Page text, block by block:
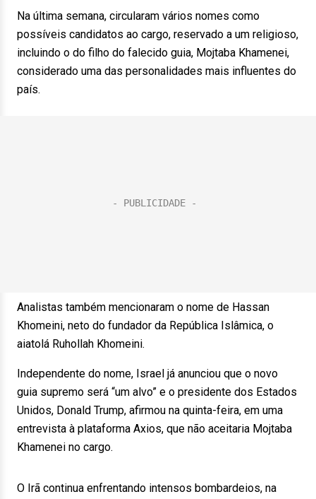
Na última semana, circularam vários nomes como
possíveis candidatos ao cargo, reservado a um religioso,
incluindo o do filho do falecido guia, Mojtaba Khamenei,
considerado uma das personalidades mais influentes do
país.
Analistas também mencionaram o nome de Hassan
Khomeini, neto do fundador da República Islâmica, o
aiatolá Ruhollah Khomeini.
Independente do nome, Israel já anunciou que o novo
guia supremo será “um alvo” e o presidente dos Estados
Unidos, Donald Trump, afirmou na quinta-feira, em uma
entrevista à plataforma Axios, que não aceitaria Mojtaba
Khamenei no cargo.
O Irã continua enfrentando intensos bombardeios, na